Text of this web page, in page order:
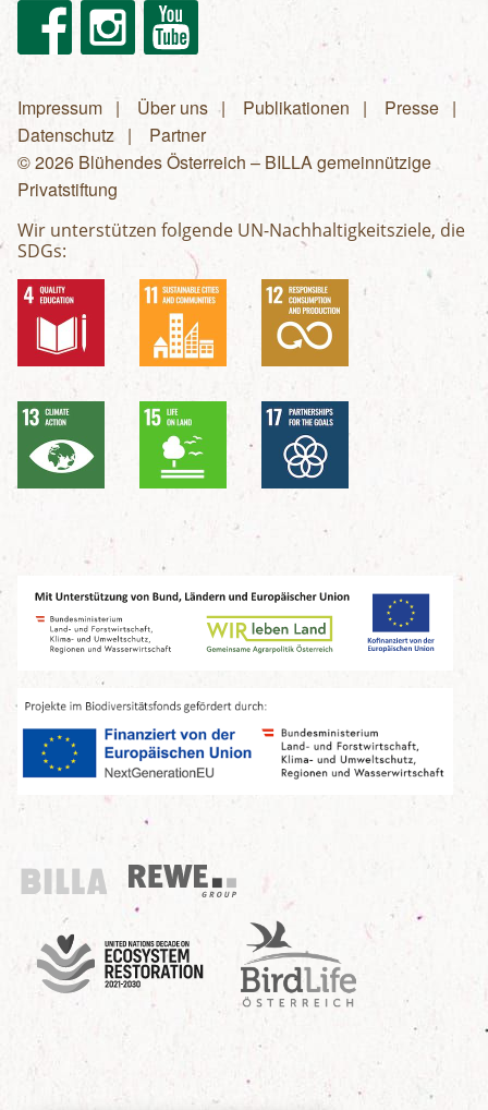
FacebookInstagram Youtube
Fußzeilenmenü
Impressum Über uns Publikationen
Presse
Datenschutz
Partner
© 2026 Blühendes Österreich – BILLA gemeinnützige
Privatstiftung
Wir unterstützen folgende UN-Nachhaltigkeitsziele, die
SDGs:
Billa
REWE Group
UN Decade
Birdlife